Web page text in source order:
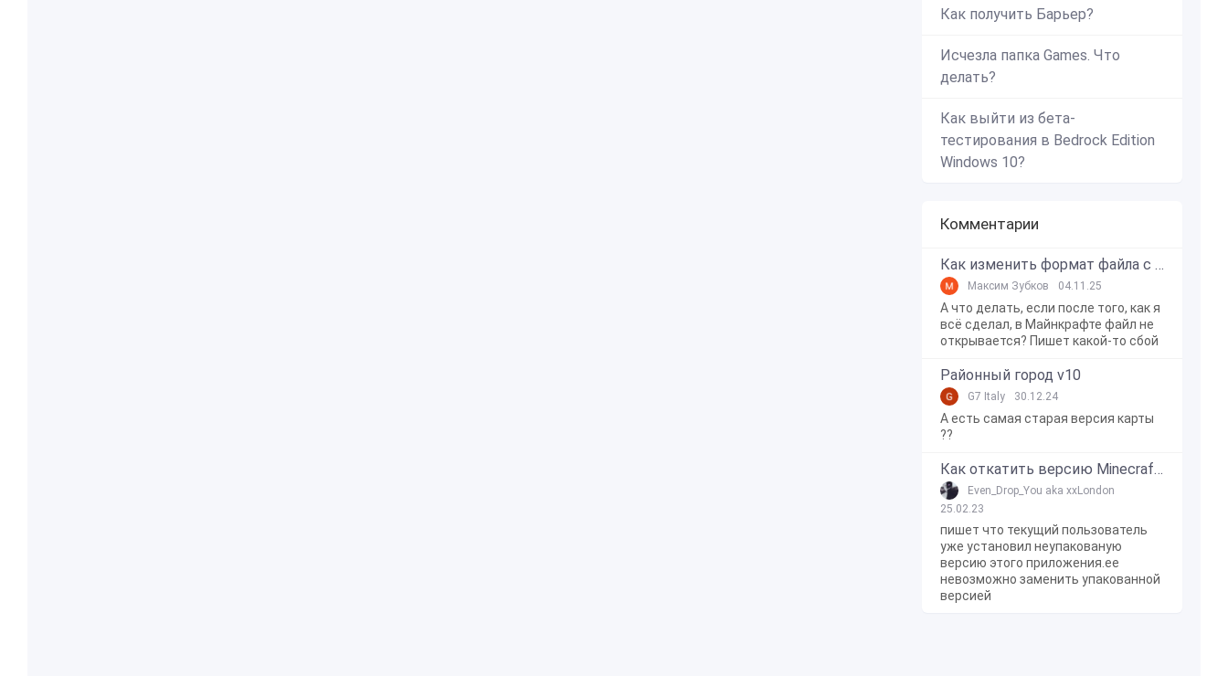
Как получить Барьер?
Исчезла папка Games. Что
делать?
Как выйти из бета-
тестирования в Bedrock Edition
Windows 10?
Комментарии
Как изменить формат файла с zip в mcworld?
Максим Зубков 04.11.25
А что делать, если после того, как я
всё сделал, в Майнкрафте файл не
открывается? Пишет какой-то сбой
Районный город v10
G7 Italy 30.12.24
А есть самая старая версия карты
??
Как откатить версию Minecraft Bedrock Edition на Windows 10?
Even_Drop_You aka xxLondon
25.02.23
пишет что текущий пользователь
уже установил неупакованую
версию этого приложения.ее
невозможно заменить упакованной
версией